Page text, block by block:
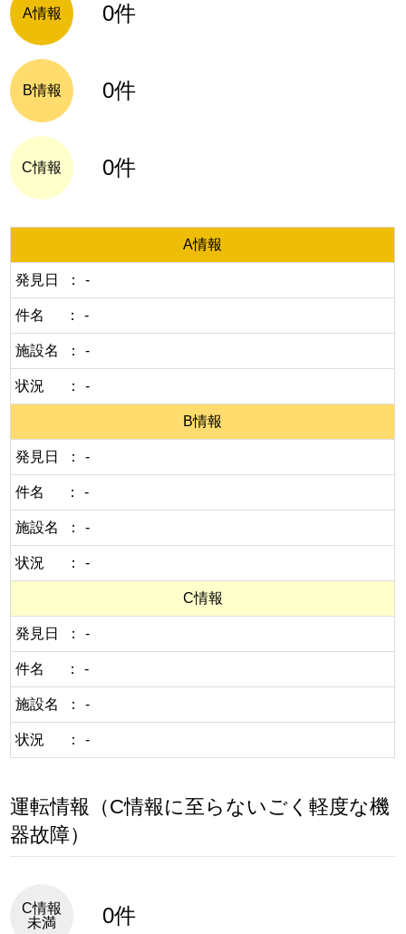
A情報 0件
B情報 0件
C情報 0件
A情報
発見日 -
件名 -
施設名 -
状況 -
B情報
発見日 -
件名 -
施設名 -
状況 -
C情報
発見日 -
件名 -
施設名 -
状況 -
運転情報（C情報に至らないごく軽度な機
器故障）
C情報
未満
0件